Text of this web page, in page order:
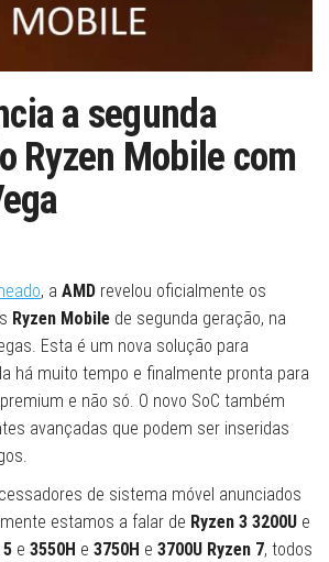
a segunda
Ryzen Mobile com
, a AMD revelou oficialmente os
Ryzen Mobile de segunda geração, na
Esta é um nova solução para
há muito tempo e finalmente pronta para
e não só. O novo SoC também
avançadas que podem ser inseridas
de sistema móvel anunciados
estamos a falar de Ryzen 3 3200U e
5 e 3550H e 3750H e 3700U Ryzen 7, todos